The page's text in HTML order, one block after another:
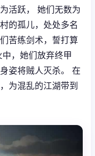
活跃， 她们无数为
的孤儿，处处多名
苦练剑术，誓打算
，她们放弃终甲
姿将贼人灭杀。 在
为混乱的江湖带到